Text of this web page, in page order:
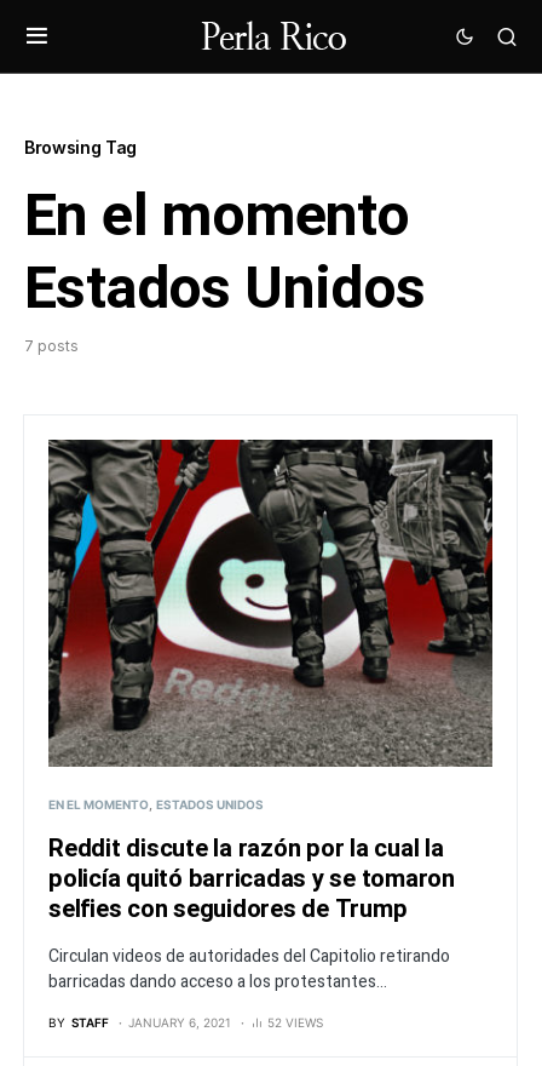
Browsing Tag
En el momento
Estados Unidos
7 posts
EN EL MOMENTO ESTADOS UNIDOS
Reddit discute la razón por la cual la
policía quitó barricadas y se tomaron
selfies con seguidores de Trump
Circulan videos de autoridades del Capitolio retirando
barricadas dando acceso a los protestantes...
BY STAFF JANUARY 6, 2021 52 VIEWS